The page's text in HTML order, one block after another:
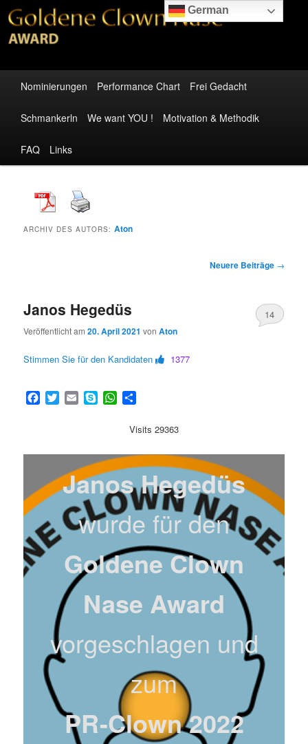
Zum
Inhalt
wechseln
Zum
sekundären
Inhalt
Gemeinnützige Plattform zur Aufklärung der Bevölkerung
Nominierungen Performance Chart Frei Gedacht
Schmankerln We want YOU ! Motivation & Methodik
FAQ Links
ARCHIV DES AUTORS:Aton
Neuere Beiträge →
Janos Hegedüs
Veröffentlicht am20. April 2021 vonAton
14
Stimmen Sie für den Kandidaten 1377
Facebook
TwitterEmailSkypeWhatsApp
Visits 29363
Janos Hegedüs
wurde für den
Goldene Clown
Nase Award
vorgeschlagen und
zum
PR-Clown 2022
German